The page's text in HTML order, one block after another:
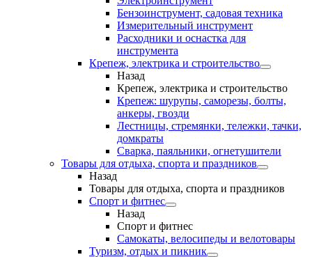
Бензоинструмент, садовая техника
Измерительный инструмент
Расходники и оснастка для
инструмента
Крепеж, электрика и строительство
Назад
Крепеж, электрика и строительство
Крепеж: шурупы, саморезы, болты,
анкеры, гвозди
Лестницы, стремянки, тележки, тачки,
домкраты
Сварка, паяльники, огнетушители
Товары для отдыха, спорта и праздников
Назад
Товары для отдыха, спорта и праздников
Спорт и фитнес
Назад
Спорт и фитнес
Самокаты, велосипеды и велотовары
Туризм, отдых и пикник